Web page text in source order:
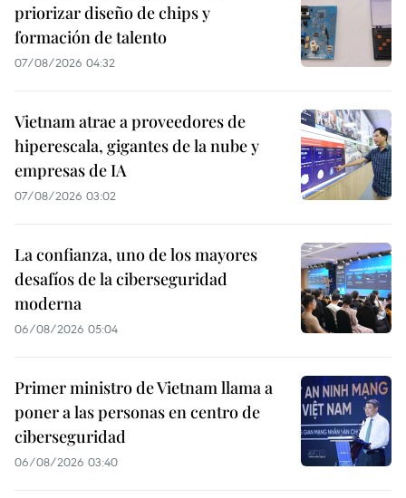
priorizar diseño de chips y
formación de talento
07/08/2026 04:32
Vietnam atrae a proveedores de
hiperescala, gigantes de la nube y
empresas de IA
07/08/2026 03:02
La confianza, uno de los mayores
desafíos de la ciberseguridad
moderna
06/08/2026 05:04
Primer ministro de Vietnam llama a
poner a las personas en centro de
ciberseguridad
06/08/2026 03:40